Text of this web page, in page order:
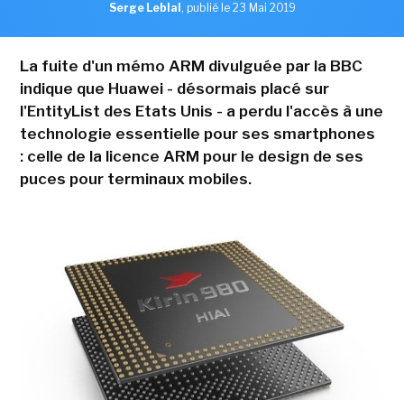
Serge Leblal , publié le 23 Mai 2019
La fuite d'un mémo ARM divulguée par la BBC
indique que Huawei - désormais placé sur
l'EntityList des Etats Unis - a perdu l'accès à une
technologie essentielle pour ses smartphones
: celle de la licence ARM pour le design de ses
puces pour terminaux mobiles.